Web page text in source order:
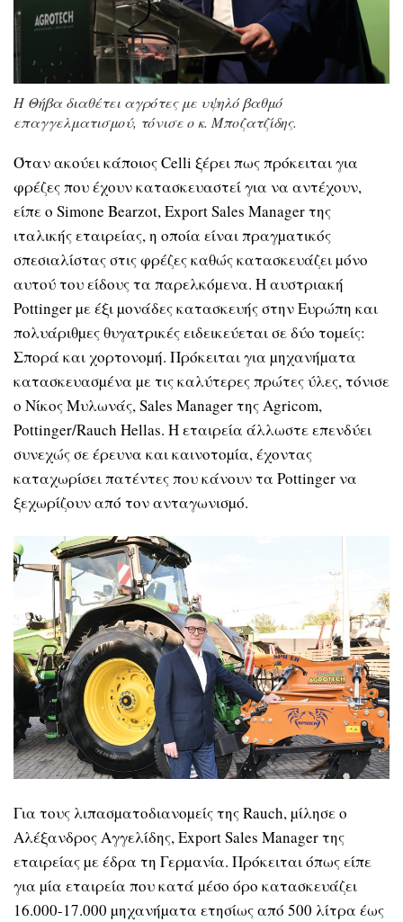
Η Θήβα διαθέτει αγρότες με υψηλό βαθμό
επαγγελματισμού, τόνισε ο κ. Μποζατζίδης.
Όταν ακούει κάποιος Celli ξέρει πως πρόκειται για
φρέζες που έχουν κατασκευαστεί για να αντέχουν,
είπε ο Simone Bearzot, Export Sales Manager της
ιταλικής εταιρείας, η οποία είναι πραγµατικός
σπεσιαλίστας στις φρέζες καθώς κατασκευάζει µόνο
αυτού του είδους τα παρελκόµενα. Η αυστριακή
Pottinger µε έξι µονάδες κατασκευής στην Ευρώπη και
πολυάριθµες θυγατρικές ειδεικεύεται σε δύο τοµείς:
Σπορά και χορτονοµή. Πρόκειται για µηχανήµατα
κατασκευασµένα µε τις καλύτερες πρώτες ύλες, τόνισε
ο Νίκος Μυλωνάς, Sales Manager της Agricom,
Pottinger/Rauch Hellas. Η εταιρεία άλλωστε επενδύει
συνεχώς σε έρευνα και καινοτοµία, έχοντας
καταχωρίσει πατέντες που κάνουν τα Pottinger να
ξεχωρίζουν από τον ανταγωνισµό.
Για τους λιπασµατοδιανοµείς της Rauch, µίλησε ο
Αλέξανδρος Αγγελίδης, Export Sales Manager της
εταιρείας µε έδρα τη Γερµανία. Πρόκειται όπως είπε
για µία εταιρεία που κατά µέσο όρο κατασκευάζει
16.000-17.000 µηχανήµατα ετησίως από 500 λίτρα έως